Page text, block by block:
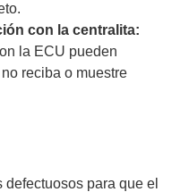
con la centralita:
la ECU pueden
reciba o muestre
para que el